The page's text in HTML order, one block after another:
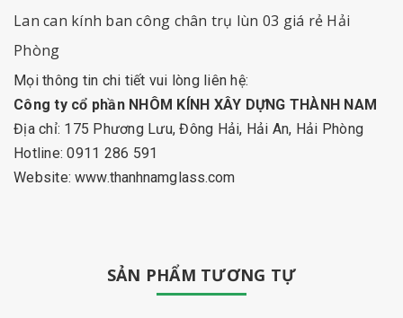
Lan can kính ban công chân trụ lùn 03 giá rẻ Hải
Phòng
Mọi thông tin chi tiết vui lòng liên hệ:
Công ty cổ phần NHÔM KÍNH XÂY DỰNG THÀNH NAM
Địa chỉ: 175 Phương Lưu, Đông Hải, Hải An, Hải Phòng
Hotline: 0911 286 591
Website:www.thanhnamglass.com
SẢN PHẨM TƯƠNG TỰ